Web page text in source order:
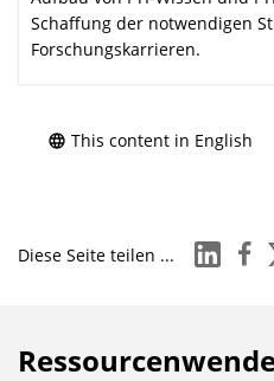
Schaffung der notwendigen
Forschungskarrieren.
This content in English
Diese Seite teilen ... linkedin